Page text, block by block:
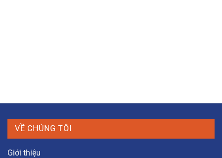
VỀ CHÚNG TÔI
Giới thiệu